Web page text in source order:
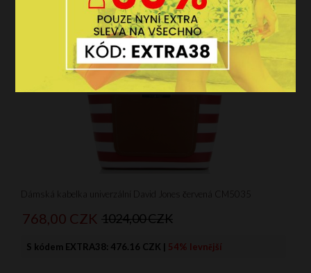
L XL XXL
Dámská kabelka univerzální David Jones červená CM5035
768, 00 CZK 1024,00 CZK
S kódem EXTRA38: 476.16 CZK | 54% levnější